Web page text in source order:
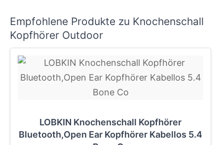
Empfohlene Produkte zu Knochenschall
Kopfhörer Outdoor
LOBKIN Knochenschall Kopfhörer
Bluetooth,Open Ear Kopfhörer Kabellos 5.4